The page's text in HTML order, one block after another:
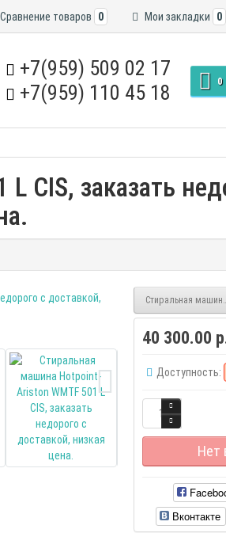
Мои закладки 0
Сравнение товаров 0
+7(959) 509 02 17
+7(959) 110 45 18
0
CIS, заказать
Стиральная
40 300.00
Доступность:
Нет
Вконтакте